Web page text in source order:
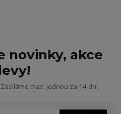
novinky, akce
max. jednou za 14 dní.